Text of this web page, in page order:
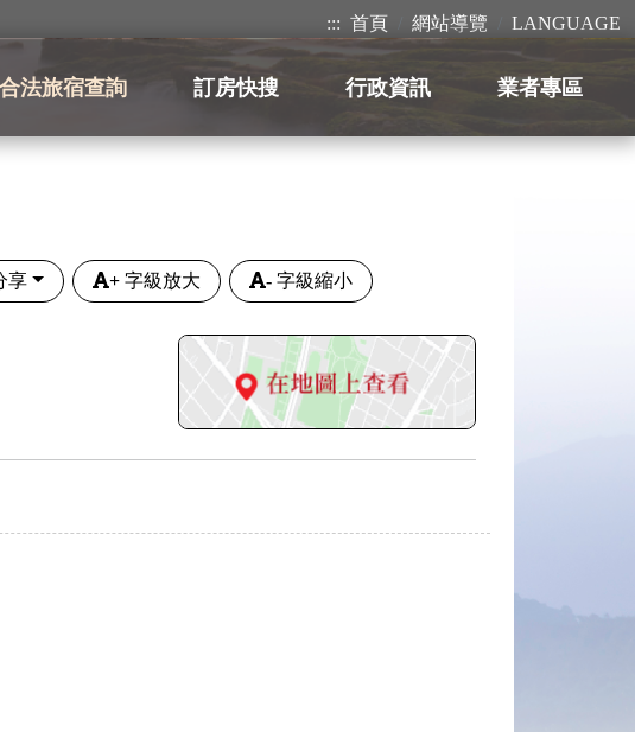
::: 首頁 網站導覽 LANGUAGE
合法旅宿查詢 訂房快搜 行政資訊 業者專區
享 + 字級放大 - 字級縮小